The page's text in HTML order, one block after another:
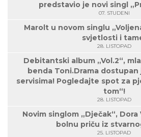
predstavio je novi singl
07. STUDENI
Marolt u novom singlu
svjetlosti i
28. LISTOPAD
Debitantski album „Vol.2“,
benda Toni.Drama
servisima! Pogledajte spot za
tom“!
28. LISTOPAD
Novim singlom „Dječak“,
bolnu priču iz
25. LISTOPAD